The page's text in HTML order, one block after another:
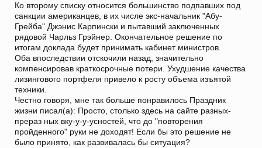
Ко второму списку относится большинство подпавших под
санкции американцев, в их числе экс-начальник "Абу-
Грейба" Джэнис Карпински и пытавший заключенных
рядовой Чарльз Грэйнер. Окончательное решение по
итогам доклада будет принимать кабинет министров.
Оба впоследствии отскочили назад, значительно
компенсировав краткосрочные потери. Ухудшение качества
лизингового портфеля привело к росту объема изъятой
техники.
Честно говоря, мне так больше понравилось Праздник
жизни писал(а): Просто, столько здесь на сайте разных-
прераз ных вку-у-у-усностей, что до "повторения
пройденного" руки не доходят! Если бы это решение не
было принято, как развивалась бы ситуация?